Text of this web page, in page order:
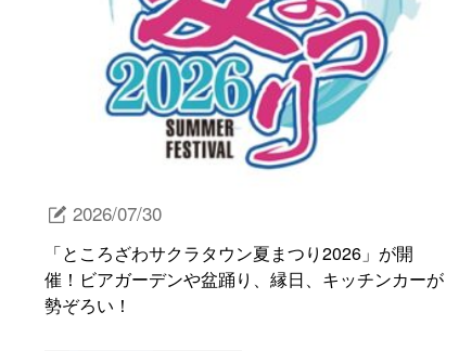
2026/07/30
「ところざわサクラタウン夏まつり2026」が開
催！ビアガーデンや盆踊り、縁日、キッチンカーが
勢ぞろい！